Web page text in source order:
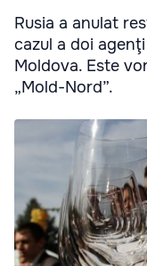
Rusia a anulat
cazul a doi
Moldova. Este
„Mold-Nord”.